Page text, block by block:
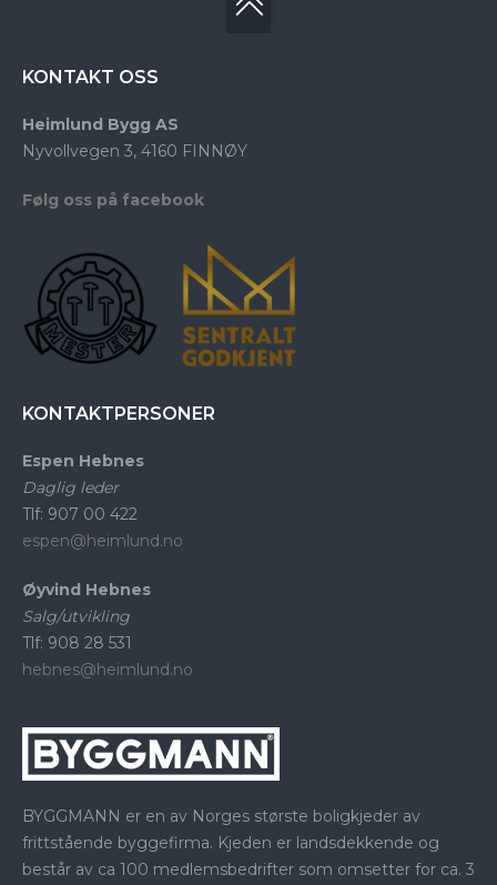
KONTAKT OSS
Heimlund Bygg AS
Nyvollvegen 3, 4160 FINNØY
Følg oss på facebook
KONTAKTPERSONER
Espen Hebnes
Daglig leder
Tlf: 907 00 422
espen@heimlund.no
Øyvind Hebnes
Salg/utvikling
Tlf: 908 28 531
hebnes@heimlund.no
BYGGMANN er en av Norges største boligkjeder av
frittstående byggefirma. Kjeden er landsdekkende og
består av ca 100 medlemsbedrifter som omsetter for ca. 3